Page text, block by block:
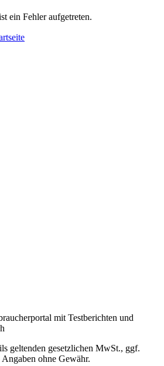
ein Fehler aufgetreten.
mit Testberichten und
geltenden gesetzlichen MwSt., ggf.
ohne Gewähr.